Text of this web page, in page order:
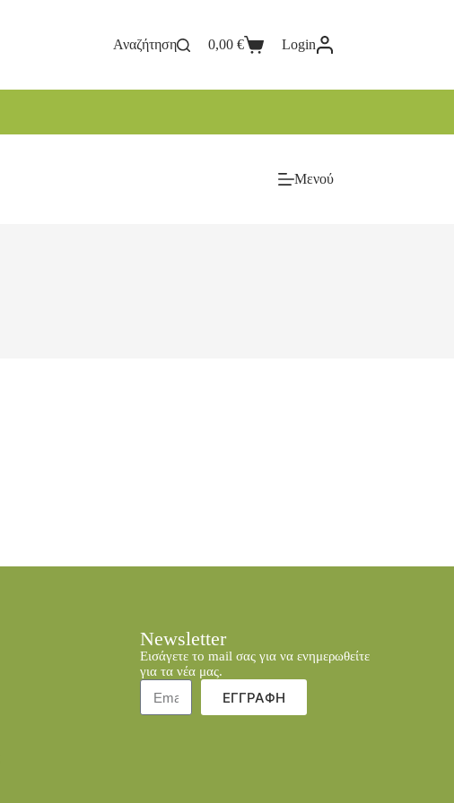
Αναζήτηση 0,00 € Login
Μενού
Newsletter
Εισάγετε το mail σας για να ενημερωθείτε
για τα νέα μας.
ΕΓΓΡΑΦΗ